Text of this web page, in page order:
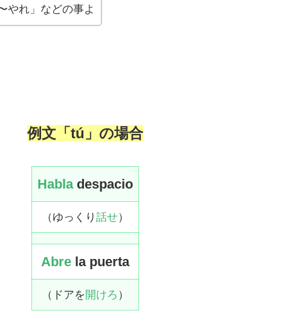
やれ」などの事よ
例文 「tú」の場合
Habladespacio
（ゆっくり 話せ）
Abre la puerta
（ドアを 開けろ ）